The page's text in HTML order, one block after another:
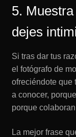
5.
dejes
Si tras dar tus
el fotógrafo de
ofreciéndote que
a conocer,
porque
La mejor frase